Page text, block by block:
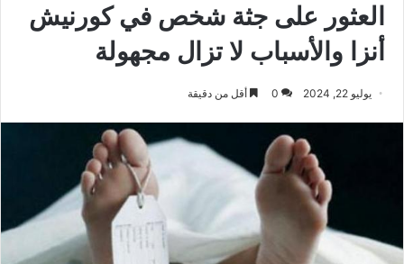
العثور على جثة شخص في كورنيش
أنزا والأسباب لا تزال مجهولة
يوليو 22, 2024 0 أقل من دقيقة